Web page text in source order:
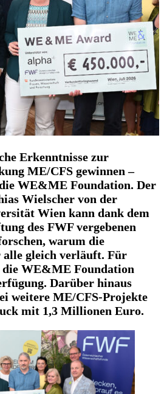
Erkenntnisse zur
ME/CFS gewinnen –
WE&ME Foundation. Der
Wielscher von der
Wien kann dank dem
des FWF vergebenen
warum die
gleich verläuft. Für
WE&ME Foundation
Darüber hinaus
weitere ME/CFS-Projekte
mit 1,3 Millionen Euro.